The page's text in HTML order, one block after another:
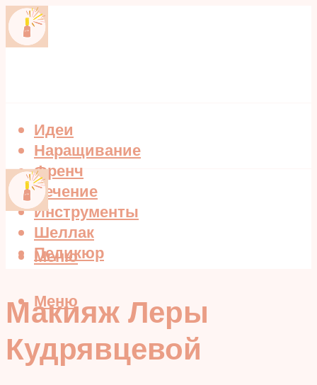
Идеи
Наращивание
Френч
Лечение
Инструменты
Шеллак
Педикюр
Меню
Меню
Макияж Леры
Кудрявцевой